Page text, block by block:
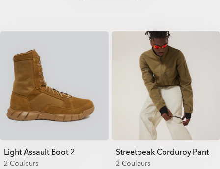
Light Assault Boot 2
2 Couleurs
Streetpeak Corduroy Pant
2 Couleurs